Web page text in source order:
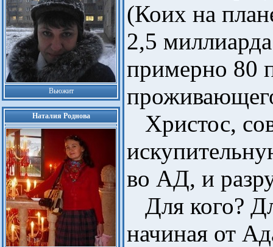
Вьюжит
Наталия Роднова
(Коих на
2,5
примерно 80
Христос,
во АД, и
Для кого?
начиная от